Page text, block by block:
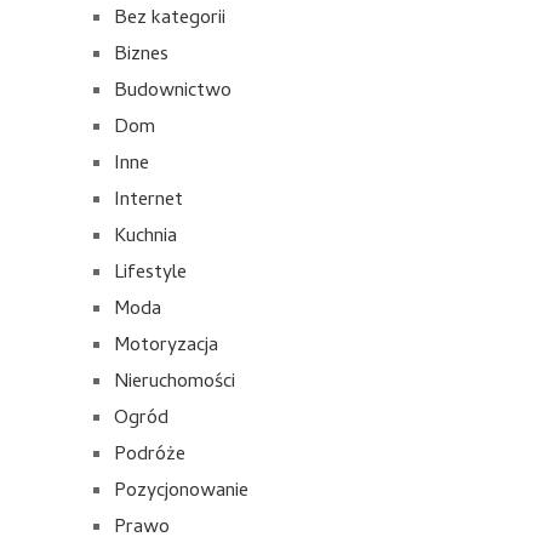
Bez kategorii
Biznes
Budownictwo
Dom
Inne
Internet
Kuchnia
Lifestyle
Moda
Motoryzacja
Nieruchomości
Ogród
Podróże
Pozycjonowanie
Prawo